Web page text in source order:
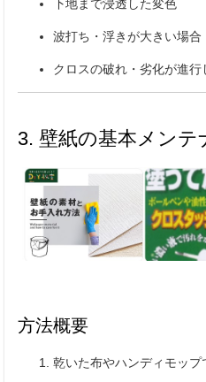
下地まで浸透した変色
波打ち・浮きが大きい場合
クロスの破れ・劣化が進行
3. 壁紙の基本メンテ
方法概要
乾いた布やハンディモップ